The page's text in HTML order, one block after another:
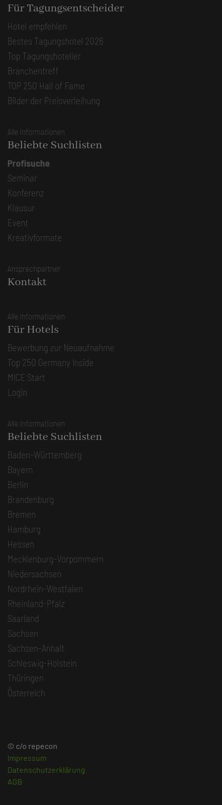
Für Tagungsentscheider
Hotel empfehlen
Bestes Tagungshotel 2026
Top Tagungshotelier
Branchentreff
TOP 250 Hall of Fame
Bilder der Preisverleihung
Alle Informationen
Beliebte Suchlisten
Profisuche
Seminar
Konferenz
Klausur
Event
Kreativformate
Ansprechpartner
Kontakt
Alle Informationen
Für Hotels
Bewerbung zur Neuaufnahme
Top 250 Germany Inside
MICE Start
Login
Alle Informationen
Beliebte Suchlisten
Baden-Württemberg
Bayern
Berlin
Brandenburg
Bremen
Hamburg
Hessen
Mecklenburg-Vorpommern
Niedersachsen
Nordrhein-Westfalen
Rheinland-Pfalz
Saarland
Sachsen
Sachsen-Anhalt
Schleswig-Holstein
Thüringen
Österreich
© c/o repecon
Impressum
Datenschutzerklärung
AGB